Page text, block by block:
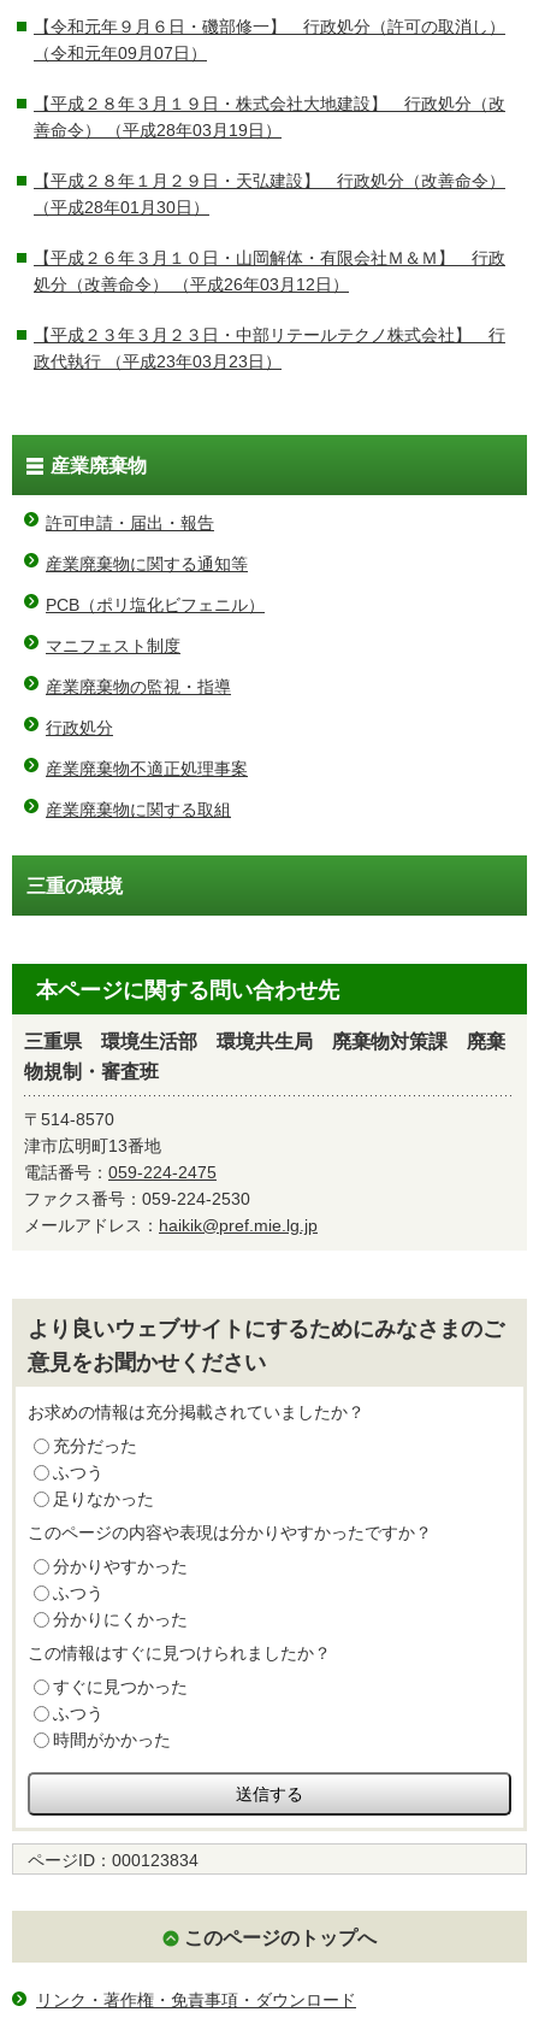
【令和元年９月６日・磯部修一】 行政処分（許可の取消し）
（令和元年09月07日）
【平成２８年３月１９日・株式会社大地建設】 行政処分（改
善命令）
（平成28年03月19日）
【平成２８年１月２９日・天弘建設】 行政処分（改善命令）
（平成28年01月30日）
【平成２６年３月１０日・山岡解体・有限会社Ｍ＆Ｍ】 行政
処分（改善命令）
（平成26年03月12日）
【平成２３年３月２３日・中部リテールテクノ株式会社】 行
政代執行 （平成23年03月23日）
産業廃棄物
許可申請・届出・報告
産業廃棄物に関する通知等
PCB（ポリ塩化ビフェニル）
マニフェスト制度
産業廃棄物の監視・指導
行政処分
産業廃棄物不適正処理事案
産業廃棄物に関する取組
三重の環境
本ページに関する問い合わせ先
三重県 環境生活部 環境共生局 廃棄物対策課 廃棄
物規制・審査班
〒514-8570
津市広明町13番地
電話番号： 059-224-2475
ファクス番号：059-224-2530
メールアドレス： haikik@pref.mie.lg.jp
より良いウェブサイトにするためにみなさまのご
意見をお聞かせください
お求めの情報は充分掲載されていましたか？
充分だった
ふつう
足りなかった
このページの内容や表現は分かりやすかったですか？
分かりやすかった
ふつう
分かりにくかった
この情報はすぐに見つけられましたか？
すぐに見つかった
ふつう
時間がかかった
ページID： 000123834
このページのトップへ
リンク・著作権・免責事項・ダウンロード